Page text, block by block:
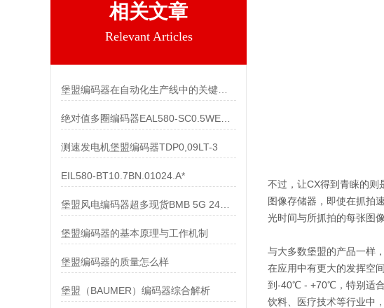
相关文章
Relevant Articles
堡盟编码器在自动化生产线中的关键作用
绝对值多圈编码器EAL580-SC0.5WEC.13160.A
测速发电机堡盟编码器TDP0,09LT-3
EIL580-BT10.7BN.01024.A*
堡盟风电编码器超多现货BMB 5G 24C4096/10600518
堡盟编码器的基本原理与工作机制
堡盟编码器的质量怎么样
堡盟（BAUMER）编码器综合解析
不过，让CX得到青睐的则
图像存储器，即使在抓拍
光时间与所抓拍的每张图
与大多数堡盟的产品一样
在应用中有更大的发挥空
到-40℃ - +70℃，特别适合
饮料、医疗技术等行业中